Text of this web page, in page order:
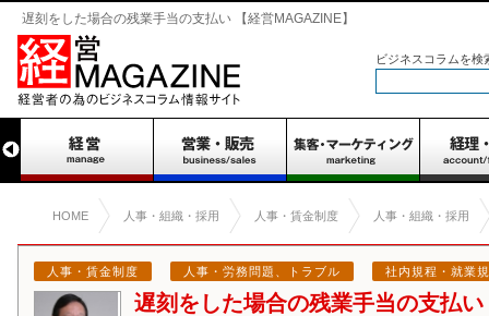
遅刻をした場合の残業手当の支払い 【経営MAGAZINE】
ビジネスコラムを検
HOME 人事・組織・採用 人事・賃金制度 人事・組織・採用
人事・賃金制度 人事・労務問題、トラブル 社内規程・就業
遅刻をした場合の残業手当の支払い